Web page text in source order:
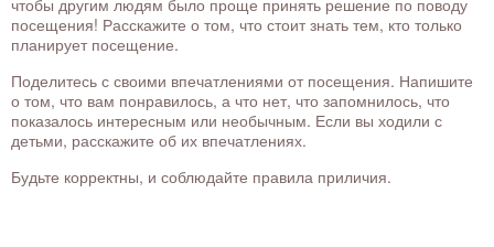
чтобы другим людям было проще принять решение по поводу
посещения! Расскажите о том, что стоит знать тем, кто только
планирует посещение.
Поделитесь с своими впечатлениями от посещения. Напишите
о том, что вам понравилось, а что нет, что запомнилось, что
показалось интересным или необычным. Если вы ходили с
детьми, расскажите об их впечатлениях.
Будьте корректны, и соблюдайте правила приличия.